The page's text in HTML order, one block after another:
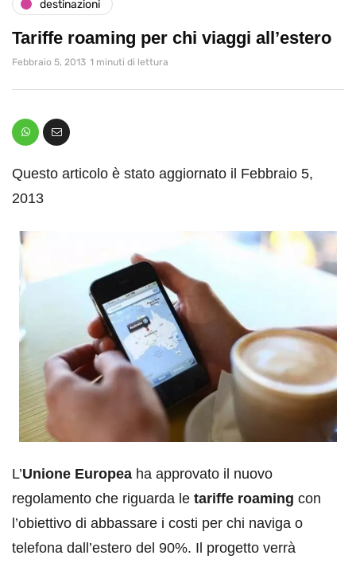
destinazioni
Tariffe roaming per chi viaggi all’estero
Febbraio 5, 2013 1 minuti di lettura
Questo articolo è stato aggiornato il Febbraio 5,
2013
L’Unione Europea ha approvato il nuovo
regolamento che riguarda le tariffe roaming con
l’obiettivo di abbassare i costi per chi naviga o
telefona dall’estero del 90%. Il progetto verrà